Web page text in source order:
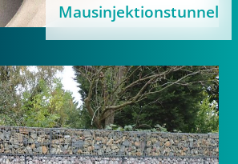
Mausinjektionstunnel